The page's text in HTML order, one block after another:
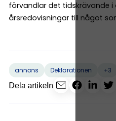
förvandlar det tidskrävande
årsredovisningar till något
annons Deklarationen
+3
Dela artikeln